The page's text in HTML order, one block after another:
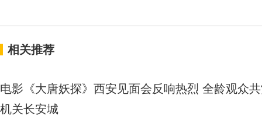
相关推荐
电影《大唐妖探》西安见面会反响热烈 全龄观众
机关长安城